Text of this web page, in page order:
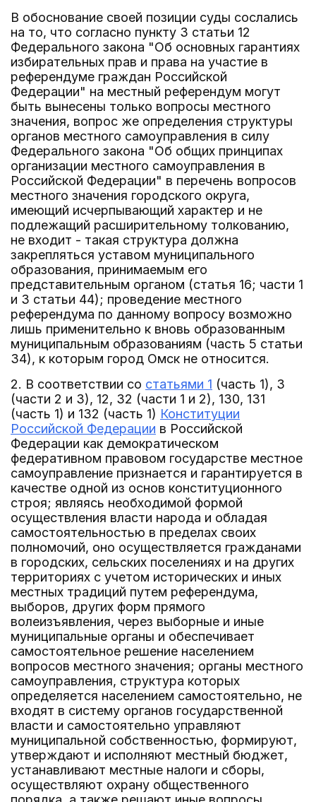
В обоснование своей позиции суды сослались
на то, что согласно пункту 3 статьи 12
Федерального закона "Об основных гарантиях
избирательных прав и права на участие в
референдуме граждан Российской
Федерации" на местный референдум могут
быть вынесены только вопросы местного
значения, вопрос же определения структуры
органов местного самоуправления в силу
Федерального закона "Об общих принципах
организации местного самоуправления в
Российской Федерации" в перечень вопросов
местного значения городского округа,
имеющий исчерпывающий характер и не
подлежащий расширительному толкованию,
не входит - такая структура должна
закрепляться уставом муниципального
образования, принимаемым его
представительным органом (статья 16; части 1
и 3 статьи 44); проведение местного
референдума по данному вопросу возможно
лишь применительно к вновь образованным
муниципальным образованиям (часть 5 статьи
34), к которым город Омск не относится.
2. В соответствии со статьями 1 (часть 1), 3
(части 2 и 3), 12, 32 (части 1 и 2), 130, 131
(часть 1) и 132 (часть 1) Конституции
Российской Федерации в Российской
Федерации как демократическом
федеративном правовом государстве местное
самоуправление признается и гарантируется в
качестве одной из основ конституционного
строя; являясь необходимой формой
осуществления власти народа и обладая
самостоятельностью в пределах своих
полномочий, оно осуществляется гражданами
в городских, сельских поселениях и на других
территориях с учетом исторических и иных
местных традиций путем референдума,
выборов, других форм прямого
волеизъявления, через выборные и иные
муниципальные органы и обеспечивает
самостоятельное решение населением
вопросов местного значения; органы местного
самоуправления, структура которых
определяется населением самостоятельно, не
входят в систему органов государственной
власти и самостоятельно управляют
муниципальной собственностью, формируют,
утверждают и исполняют местный бюджет,
устанавливают местные налоги и сборы,
осуществляют охрану общественного